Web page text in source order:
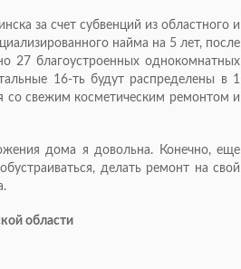
за счет субвенций из областного и
найма на 5 лет, после
27 благоустроенных однокомнатных
16-ть будут распределены в 1
со свежим косметическим ремонтом и
дома я довольна. Конечно, еще
делать ремонт на свой
области